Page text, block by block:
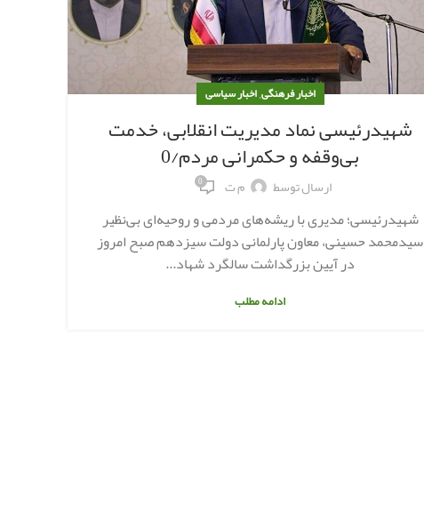
اخبار فرهنگی,اخبار سیاسی
شهیدرئیسی نماد مدیریت انقلابی، خدمت
بی‌وقفه و حکمرانی مردم/0
ارسال توسط م ت 0
شهیدرئیسی؛ مدیری با ریشه‌های مردمی و روحیه‌ای بی‌نظیر
سیدمحمد حسینی، معاون پارلمانی دولت سیزدهم صبح امروز
در آیین بزرگداشت سالگرد شهاد...
ادامه مطلب